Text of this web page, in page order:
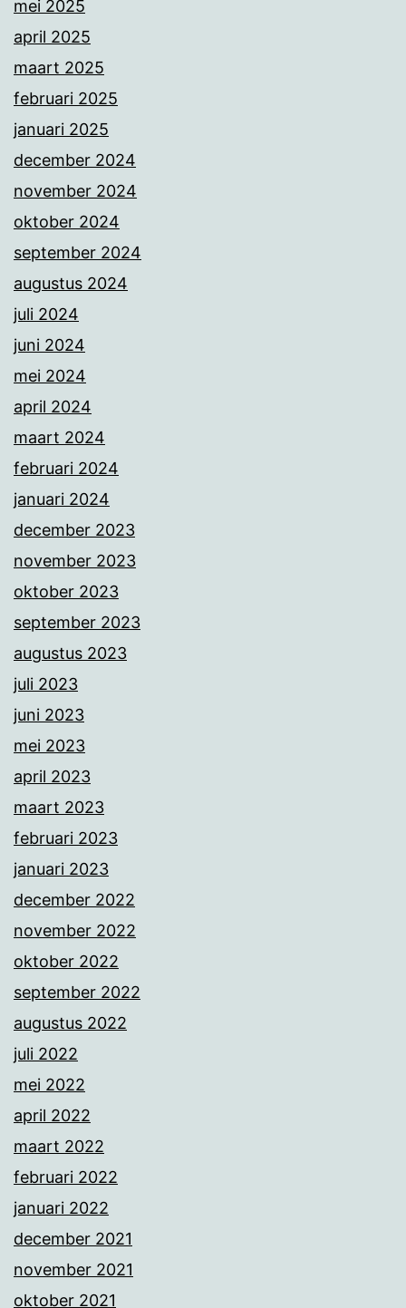
mei 2025
april 2025
maart 2025
februari 2025
januari 2025
december 2024
november 2024
oktober 2024
september 2024
augustus 2024
juli 2024
juni 2024
mei 2024
april 2024
maart 2024
februari 2024
januari 2024
december 2023
november 2023
oktober 2023
september 2023
augustus 2023
juli 2023
juni 2023
mei 2023
april 2023
maart 2023
februari 2023
januari 2023
december 2022
november 2022
oktober 2022
september 2022
augustus 2022
juli 2022
mei 2022
april 2022
maart 2022
februari 2022
januari 2022
december 2021
november 2021
oktober 2021